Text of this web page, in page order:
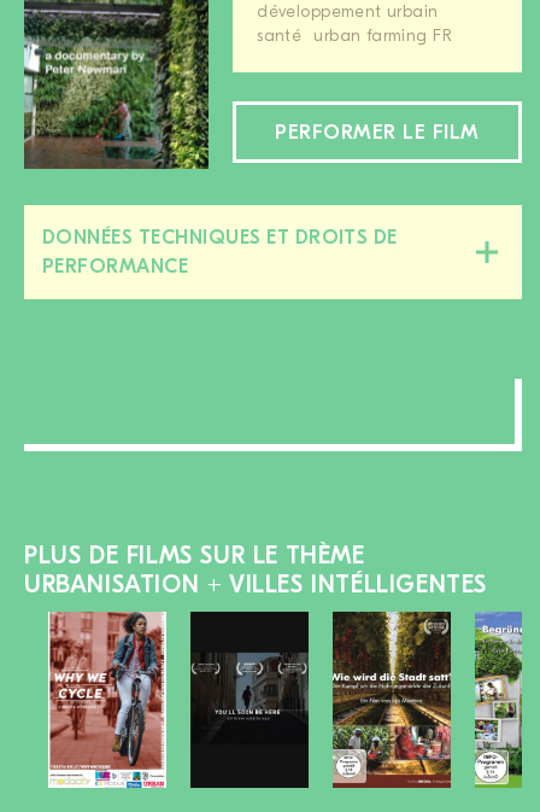
développement urbain
santé
urban farming FR
PERFORMER LE FILM
DONNÉES TECHNIQUES ET DROITS DE
PERFORMANCE
PLUS DE FILMS SUR LE THÈME
URBANISATION + VILLES INTÉLLIGENTES